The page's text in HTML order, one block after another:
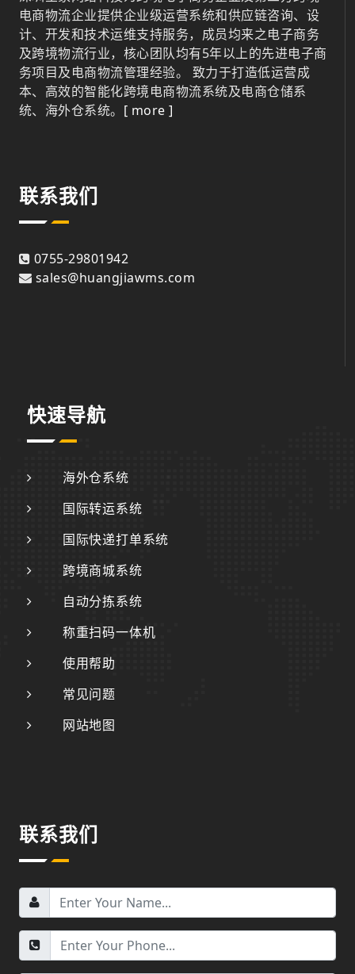
电商物流企业提供企业级运营系统和供应链咨询、设
计、开发和技术运维支持服务，成员均来之电子商务
及跨境物流行业，核心团队均有5年以上的先进电子商
务项目及电商物流管理经验。 致力于打造低运营成
本、高效的智能化跨境电商物流系统及电商仓储系
统、海外仓系统。 [ more ]
联系我们
0755-29801942
sales@huangjiawms.com
快速导航
海外仓系统
国际转运系统
国际快递打单系统
跨境商城系统
自动分拣系统
称重扫码一体机
使用帮助
常见问题
网站地图
联系我们